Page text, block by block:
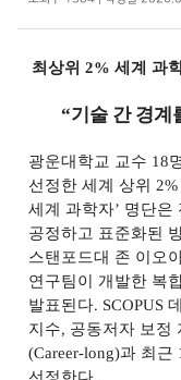
최상위2%세계 과
“기술 간 경계
광운대학교 교수 18
선정한 세계 상위
세계 과학자’ 명단은
공정하고 표준화된
스탠포드대 존 이오
연구팀이 개발한 복
발표된다. SCOPUS
지수, 공동저자 보정
(Career-long)과 최근